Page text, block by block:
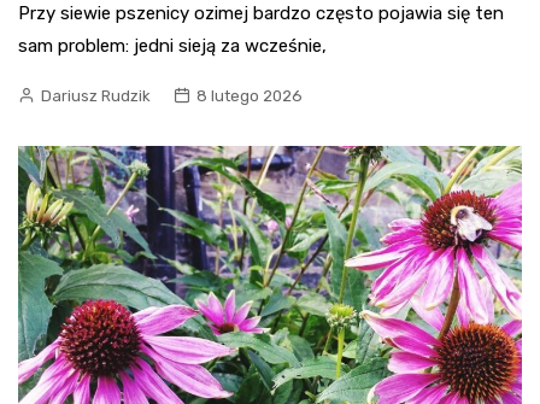
Przy siewie pszenicy ozimej bardzo często pojawia się ten
sam problem: jedni sieją za wcześnie,
Dariusz Rudzik 8 lutego 2026